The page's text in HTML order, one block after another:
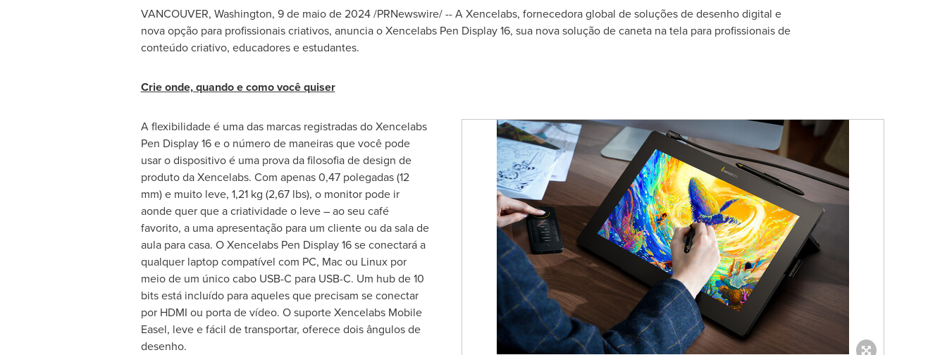
VANCOUVER, Washington, 9 de maio de 2024/PRNewswire/ -- A Xencelabs, fornecedora global de soluções de desenho digital e
nova opção para profissionais criativos, anuncia o Xencelabs Pen Display 16, sua nova solução de caneta na tela para profissionais de
conteúdo criativo, educadores e estudantes.
Crie onde, quando e como você quiser
A flexibilidade é uma das marcas registradas do Xencelabs
Pen Display 16 e o número de maneiras que você pode
usar o dispositivo é uma prova da filosofia de design de
produto da Xencelabs. Com apenas 0,47 polegadas (12
mm) e muito leve, 1,21 kg (2,67 lbs), o monitor pode ir
aonde quer que a criatividade o leve – ao seu café
favorito, a uma apresentação para um cliente ou da sala de
aula para casa. O Xencelabs Pen Display 16 se conectará a
qualquer laptop compatível com PC, Mac ou Linux por
meio de um único cabo USB-C para USB-C. Um hub de 10
bits está incluído para aqueles que precisam se conectar
por HDMI ou porta de vídeo. O suporte Xencelabs Mobile
Easel, leve e fácil de transportar, oferece dois ângulos de
desenho.